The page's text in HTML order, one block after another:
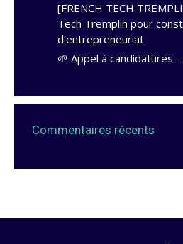
[FRENCH TECH
Tech Tremplin pour
d’entrepreneuriat
🌱 Appel à candidatures
Commentaires récents